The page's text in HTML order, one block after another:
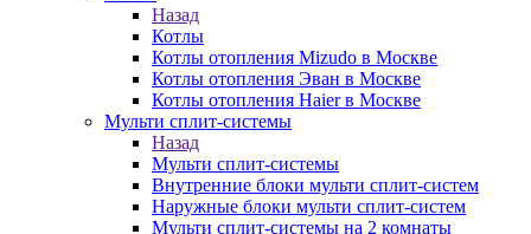
Назад
Котлы
Котлы отопления Mizudo в Москве
Котлы отопления Эван в Москве
Котлы отопления Haier в Москве
Мульти сплит-системы
Назад
Мульти сплит-системы
Внутренние блоки мульти сплит-систем
Наружные блоки мульти сплит-систем
Мульти сплит-системы на 2 комнаты